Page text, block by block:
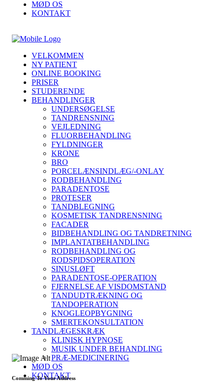
MØD OS
KONTAKT
VELKOMMEN
NY PATIENT
ONLINE BOOKING
PRISER
STUDERENDE
BEHANDLINGER
UNDERSØGELSE
TANDRENSNING
VEJLEDNING
FLUORBEHANDLING
FYLDNINGER
KRONE
BRO
PORCELÆNSINDLÆG/-ONLAY
RODBEHANDLING
PARADENTOSE
PROTESER
TANDBLEGNING
KOSMETISK TANDRENSNING
FACADER
BIDBEHANDLING OG TANDRETNING
IMPLANTATBEHANDLING
RODBEHANDLING OG
RODSPIDSOPERATION
SINUSLØFT
PARADENTOSE-OPERATION
FJERNELSE AF VISDOMSTAND
TANDUDTRÆKNING OG
TANDOPERATION
KNOGLEOPBYGNING
SMERTEKONSULTATION
TANDLÆGESKRÆK
KLINISK HYPNOSE
MUSIK UNDER BEHANDLING
PRÆ-MEDICINERING
MØD OS
KONTAKT
Comming To Your Address